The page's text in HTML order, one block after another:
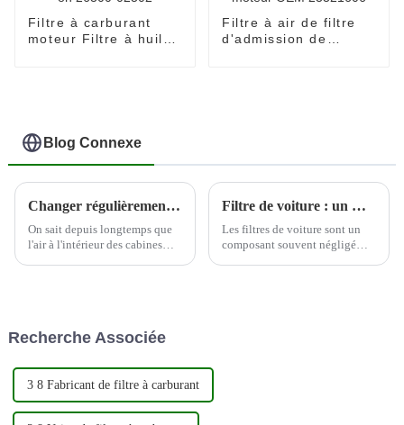
Filtre à carburant
moteur Filtre à huile
Filtre à air de filtre
d'admission de
Blog Connexe
Changer régulièrement les filtres à air de la cabine peut aider à protéger la santé du conducteur
On sait depuis longtemps que
l'air à l'intérieur des cabines
désormais des mesures pour
cabine...
Filtre de voiture : un moyen rentable d'améliorer les performances du moteur
Les filtres de voiture sont un
composant souvent négligé
Recherche Associée
3 8 Fabricant de filtre à carburant